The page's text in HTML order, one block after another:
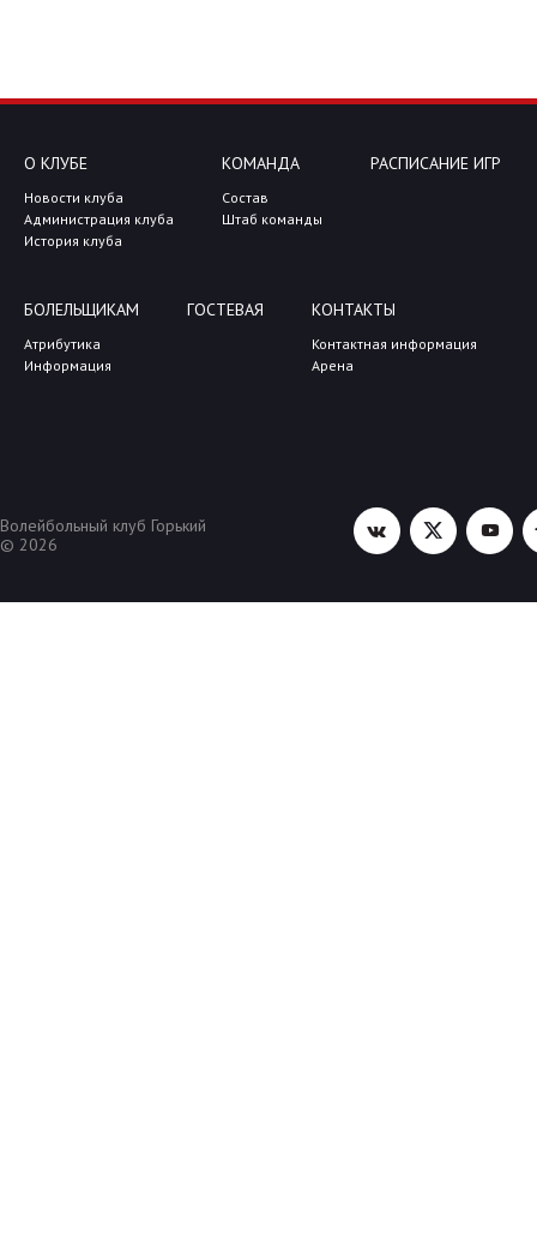
О КЛУБЕ
Новости клуба
Администрация клуба
История клуба
КОМАНДА
Состав
Штаб команды
РАСПИСАНИЕ ИГР
БОЛЕЛЬЩИКАМ
Атрибутика
Информация
ГОСТЕВАЯ КОНТАКТЫ
Контактная информация
Арена
Волейбольный клуб Горький
© 2026